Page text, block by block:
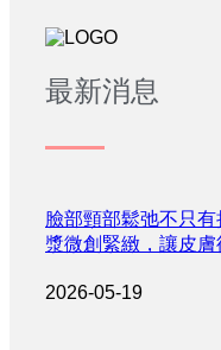
最新消息
臉部頸部鬆弛不只
漿微創緊緻，讓皮
2026-05-19